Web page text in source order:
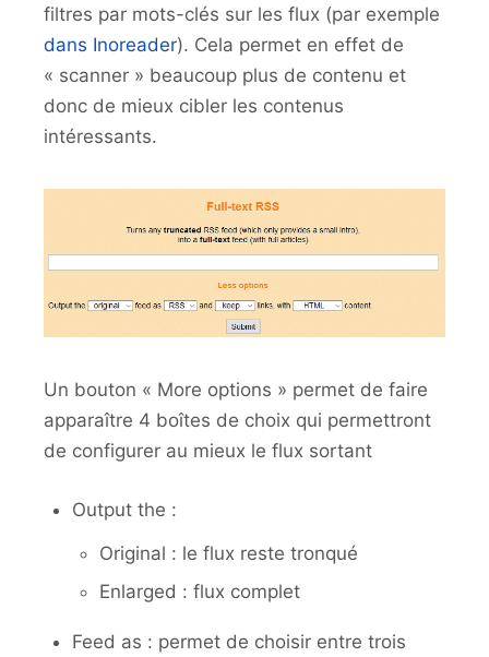
filtres par mots-clés sur les flux (par exemple
dans Inoreader). Cela permet en effet de
« scanner » beaucoup plus de contenu et
donc de mieux cibler les contenus
intéressants.
Un bouton « More options » permet de faire
apparaître 4 boîtes de choix qui permettront
de configurer au mieux le flux sortant
Output the :
Original : le flux reste tronqué
Enlarged : flux complet
Feed as : permet de choisir entre trois